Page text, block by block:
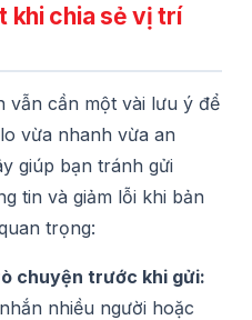
khi chia sẻ vị trí
vẫn cần một vài lưu ý để
vừa nhanh vừa an
giúp bạn tránh gửi
tin và giảm lỗi khi bản
trọng:
chuyện trước khi gửi:
nhiều người hoặc